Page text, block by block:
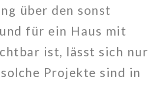
über den sonst
für ein Haus mit
ist, lässt sich nur
Projekte sind in